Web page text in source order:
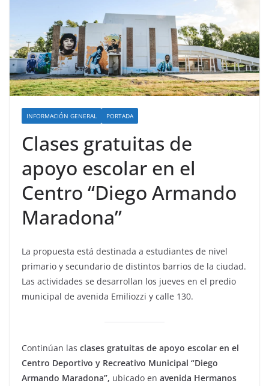
INFORMACIÓN GENERAL PORTADA
Clases gratuitas de
apoyo escolar en el
Centro “Diego Armando
Maradona”
La propuesta está destinada a estudiantes de nivel
primario y secundario de distintos barrios de la ciudad.
Las actividades se desarrollan los jueves en el predio
municipal de avenida Emiliozzi y calle 130.
Continúan las clases gratuitas de apoyo escolar en el
Centro Deportivo y Recreativo Municipal “Diego
Armando Maradona”, ubicado en avenida Hermanos